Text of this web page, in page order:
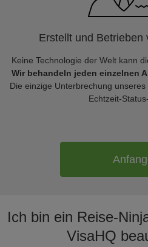
Erstellt und Betrieben
Keine Technologie der Welt kann
Wir behandeln jeden einzelnen
Die einzige Unterbrechung
Echtzeit-
Ich bin ein Reise-
VisaHQ